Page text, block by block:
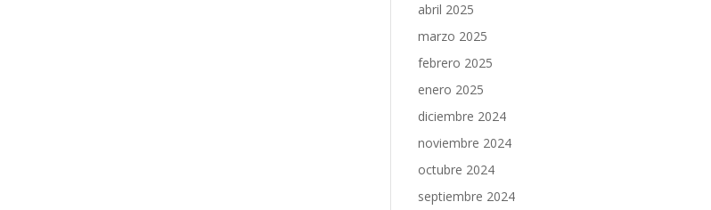
abril 2025
marzo 2025
febrero 2025
enero 2025
diciembre 2024
noviembre 2024
octubre 2024
septiembre 2024